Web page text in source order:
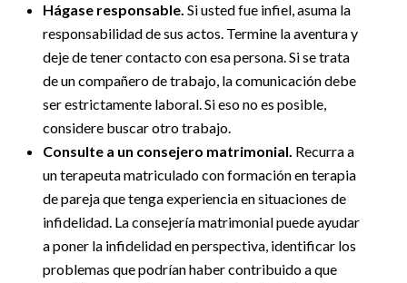
Hágase responsable. Si usted fue infiel, asuma la
responsabilidad de sus actos. Termine la aventura y
deje de tener contacto con esa persona. Si se trata
de un compañero de trabajo, la comunicación debe
ser estrictamente laboral. Si eso no es posible,
considere buscar otro trabajo.
Consulte a un consejero matrimonial. Recurra a
un terapeuta matriculado con formación en terapia
de pareja que tenga experiencia en situaciones de
infidelidad. La consejería matrimonial puede ayudar
a poner la infidelidad en perspectiva, identificar los
problemas que podrían haber contribuido a que